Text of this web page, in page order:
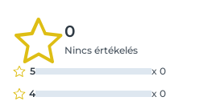
0
Nincs értékelés
5
x 0
4
x 0